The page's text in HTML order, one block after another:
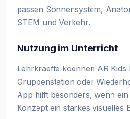
passen Sonnensystem,
STEM und Verkehr.
Nutzung im Unterricht
Lehrkraefte koennen AR Kids
Gruppenstation oder
App hilft besonders, wenn
Konzept ein starkes visuelles